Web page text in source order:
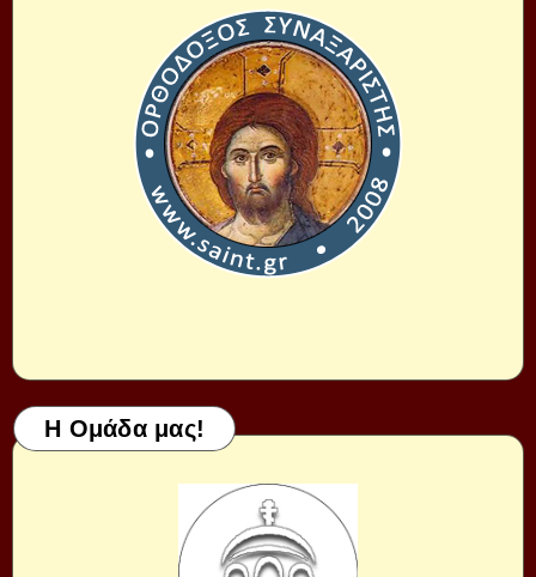
Η Ομάδα μας!